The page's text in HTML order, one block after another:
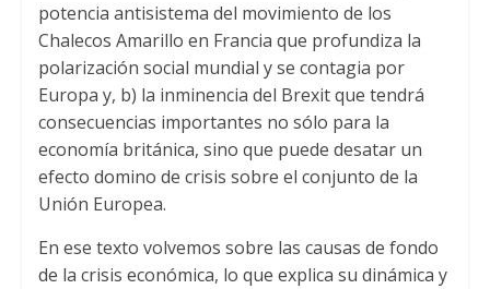
potencia antisistema del movimiento de los
Chalecos Amarillo en Francia que profundiza la
polarización social mundial y se contagia por
Europa y, b) la inminencia del Brexit que tendrá
consecuencias importantes no sólo para la
economía británica, sino que puede desatar un
efecto domino de crisis sobre el conjunto de la
Unión Europea.
En ese texto volvemos sobre las causas de fondo
de la crisis económica, lo que explica su dinámica y